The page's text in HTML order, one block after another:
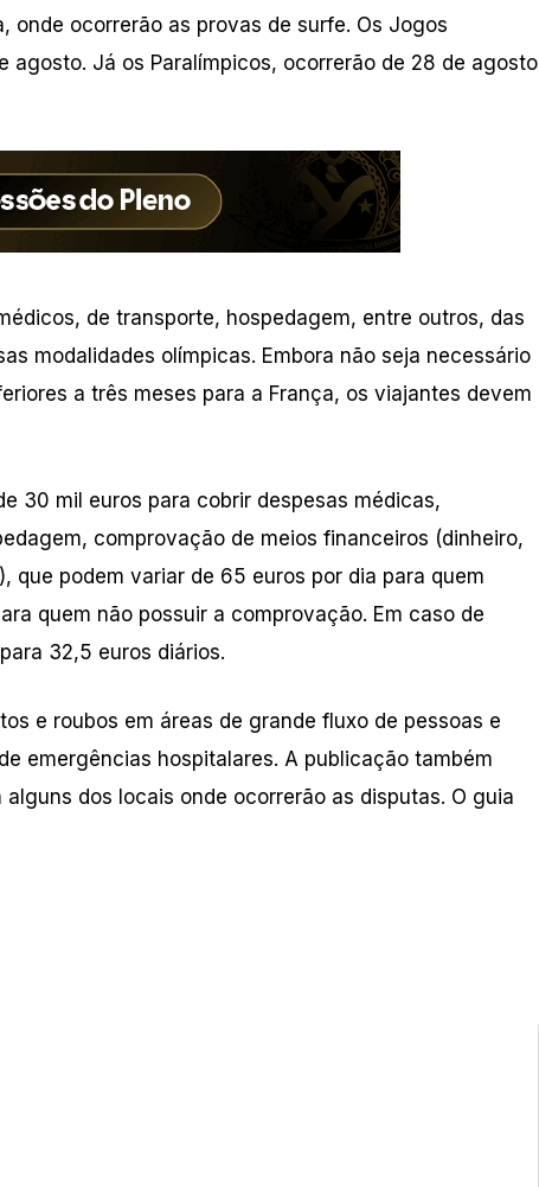
onde ocorrerão as provas de surfe. Os Jogos
agosto. Já os Paralímpicos, ocorrerão de 28 de agosto
de transporte, hospedagem, entre outros, das
modalidades olímpicas. Embora não seja necessário
a três meses para a França, os viajantes devem
30 mil euros para cobrir despesas médicas,
comprovação de meios financeiros (dinheiro,
podem variar de 65 euros por dia para quem
quem não possuir a comprovação. Em caso de
32,5 euros diários.
e roubos em áreas de grande fluxo de pessoas e
emergências hospitalares. A publicação também
dos locais onde ocorrerão as disputas. O guia